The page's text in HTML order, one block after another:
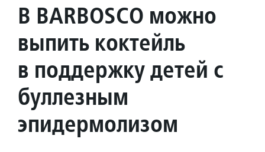
В BARBOSСO можно
выпить коктейль
в поддержку детей с
буллезным
эпидермолизом